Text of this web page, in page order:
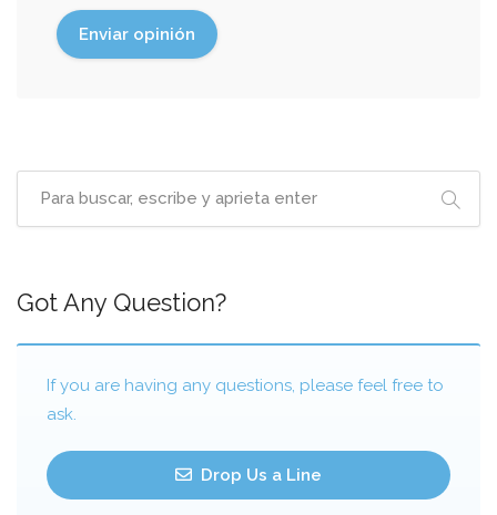
Got Any Question?
If you are having any questions, please feel free to
ask.
Drop Us a Line